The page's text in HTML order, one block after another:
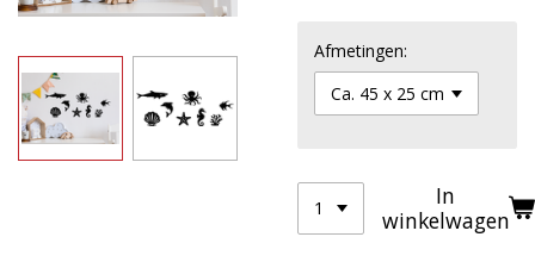
Afmetingen:
In
winkelwagen